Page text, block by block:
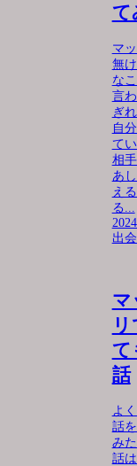
て
マ
無
な
言
ぎ
自
て
相
あ
え
る...
出
マ
て
話
よ
話
み
話